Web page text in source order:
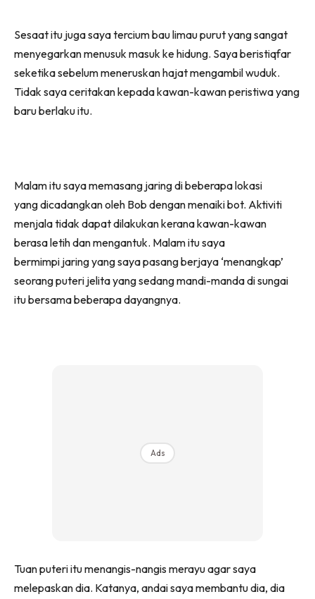
Sesaat itu juga saya tercium bau limau purut yang sangat
menyegarkan menusuk masuk ke hidung. Saya beristiqfar
seketika sebelum meneruskan hajat mengambil wuduk.
Tidak saya ceritakan kepada kawan-kawan peristiwa yang
baru berlaku itu.
Malam itu saya memasang jaring di beberapa lokasi
yang dicadangkan oleh Bob dengan menaiki bot. Aktiviti
menjala tidak dapat dilakukan kerana kawan-kawan
berasa letih dan mengantuk. Malam itu saya
bermimpi jaring yang saya pasang berjaya ‘menangkap’
seorang puteri jelita yang sedang mandi-manda di sungai
itu bersama beberapa dayangnya.
Ads
Tuan puteri itu menangis-nangis merayu agar saya
melepaskan dia. Katanya, andai saya membantu dia, dia